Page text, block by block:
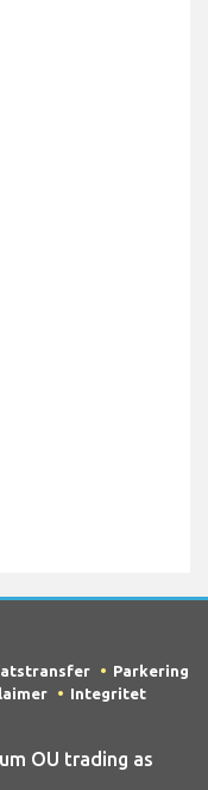
Parkering
Integritet
OU trading as